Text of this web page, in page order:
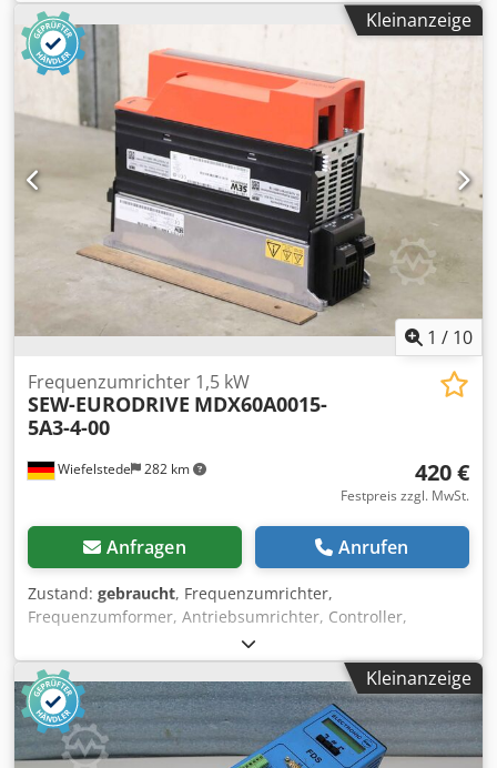
Umrichter Leiterplatte Dodpfx Asgqg Hxjkrjck -Typ: TA-05KF
-Netz: 220 V Leistung: 0,5 kW -Feld: 100-200 V -
Abmessungen: 185/125/H70 mm -Gewicht: 0,7 kg
Kleinanzeige
1 / 10
Wiefelstede 282 km
Frequenzumrichter 1,5 kW
SEW-EURODRIVE MDX60A0015-
5A3-4-00
420 €
Festpreis zzgl. MwSt.
Anfragen Anrufen
Zustand: gebraucht, Frequenzumrichter,
Frequenzumformer, Antriebsumrichter, Controller,
Variable Speed Drive, Umrichter, Inverter, Movidrive -
Hersteller: SEW Eurodrive, Umrichter Movidrive Typ
MDX60A0015-5A3-4-00 Dsdjnah A Ujpfx Akrjck -Leistung:
1,5kW/2,8 kVA -Eingang: 3x 380- 500 V 50/60 Hz -Ausgang:
0-599 Hz -Steuerkopf:Typ: MDX61B0015-5A3-4-OT -
Abmessungen: 340/105/H235 mm -Gewicht: 4,7 kg
Kleinanzeige